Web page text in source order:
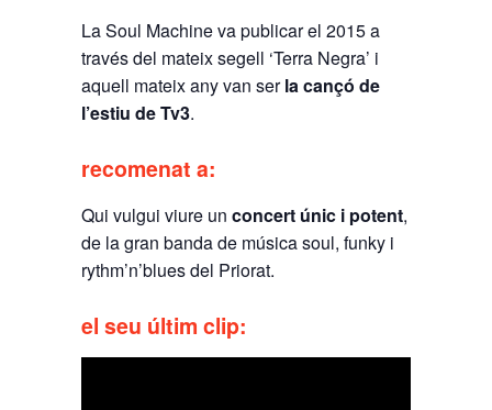
La Soul Machine va publicar el 2015 a
través del mateix segell ‘Terra Negra’ i
aquell mateix any van serla cançó de
l’estiu de Tv3.
recomenat a:
Qui vulgui viure un concert únic i potent,
de la gran banda de música soul, funky i
rythm’n’blues del Priorat.
el seu últim clip: